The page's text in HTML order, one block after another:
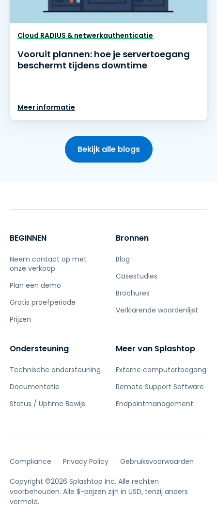
Cloud RADIUS & netwerkauthenticatie
Vooruit plannen: hoe je servertoegang
beschermt tijdens downtime
Meer informatie
Bekijk alle blogs
BEGINNEN
Neem contact op met
onze verkoop
Plan een demo
Gratis proefperiode
Prijzen
Bronnen
Blog
Casestudies
Brochures
Verklarende woordenlijst
Ondersteuning
Technische ondersteuning
Documentatie
Status / Uptime Bewijs
Meer van Splashtop
Externe computertoegang
Remote Support Software
Endpointmanagement
Compliance Privacy Policy Gebruiksvoorwaarden
Copyright ©2026 Splashtop Inc. Alle rechten
voorbehouden. Alle $-prijzen zijn in USD, tenzij anders
vermeld.